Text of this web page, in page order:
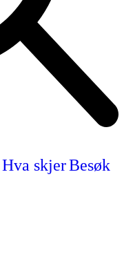
Hva skjerBesøk